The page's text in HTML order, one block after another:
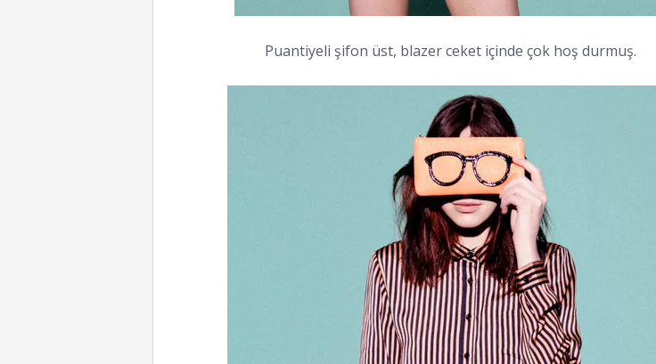
Puantiyeli şifon üst, blazer ceket içinde çok hoş durmuş.